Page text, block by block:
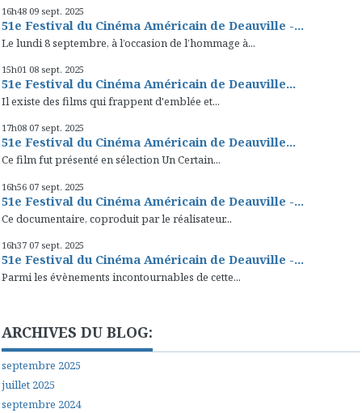
16h48 09 sept. 2025
51e Festival du Cinéma Américain de Deauville -...
Le lundi 8 septembre, à l’occasion de l’hommage à...
15h01 08 sept. 2025
51e Festival du Cinéma Américain de Deauville...
Il existe des films qui frappent d'emblée et...
17h08 07 sept. 2025
51e Festival du Cinéma Américain de Deauville...
Ce film fut présenté en sélection Un Certain...
16h56 07 sept. 2025
51e Festival du Cinéma Américain de Deauville -...
Ce documentaire, coproduit par le réalisateur...
16h37 07 sept. 2025
51e Festival du Cinéma Américain de Deauville -...
Parmi les évènements incontournables de cette...
ARCHIVES DU BLOG:
septembre 2025
juillet 2025
septembre 2024